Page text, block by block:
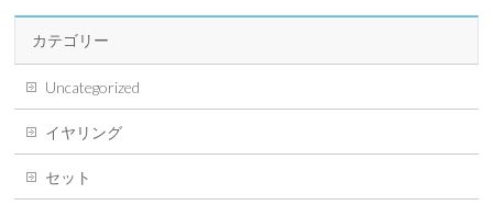
カテゴリー
Uncategorized
イヤリング
セット